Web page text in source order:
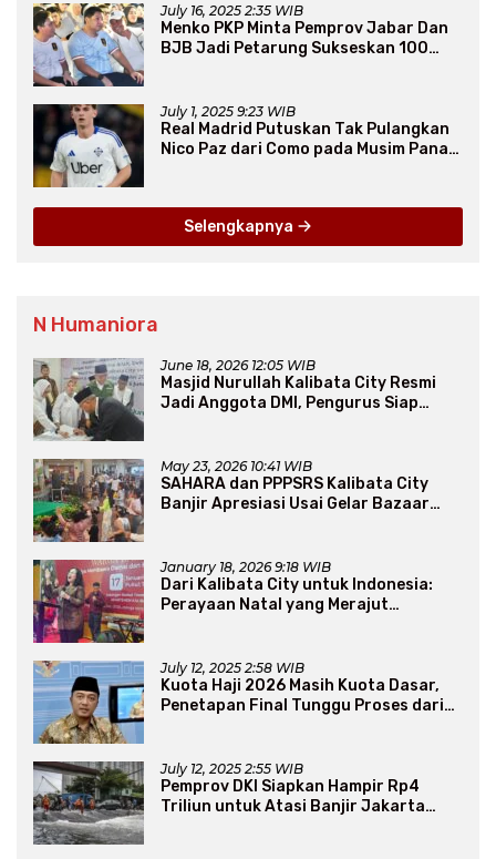
July 16, 2025 2:35 WIB
Menko PKP Minta Pemprov Jabar Dan
BJB Jadi Petarung Sukseskan 100
July 1, 2025 9:23 WIB
Real Madrid Putuskan Tak Pulangkan
Nico Paz dari Como pada Musim Panas
Selengkapnya
N Humaniora
June 18, 2026 12:05 WIB
Masjid Nurullah Kalibata City Resmi
Jadi Anggota DMI, Pengurus Siap
May 23, 2026 10:41 WIB
SAHARA dan PPPSRS Kalibata City
Banjir Apresiasi Usai Gelar Bazaar
January 18, 2026 9:18 WIB
Dari Kalibata City untuk Indonesia:
Perayaan Natal yang Merajut
July 12, 2025 2:58 WIB
Kuota Haji 2026 Masih Kuota Dasar,
Penetapan Final Tunggu Proses dari
July 12, 2025 2:55 WIB
Pemprov DKI Siapkan Hampir Rp4
Triliun untuk Atasi Banjir Jakarta